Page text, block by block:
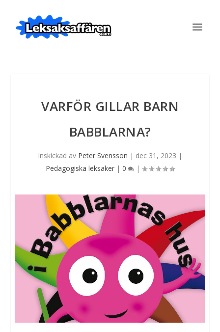
VARFÖR GILLAR BARN
BABBLARNA?
Inskickad av Peter Svensson | dec 31, 2023 |
Pedagogiska leksaker | 0 |